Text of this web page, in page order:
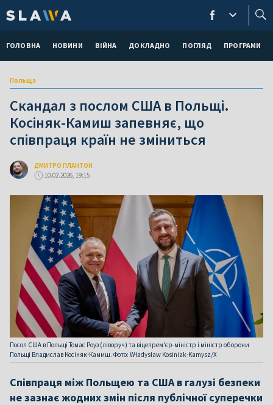
ГОЛОВНА НОВИНИ ВІЙНА ДОКЛАДНО ПОГЛЯД ПРОГРАМИ
Польща
Скандал з послом США в Польщі.
Косіняк-Камиш запевняє, що
співпраця країн не зміниться
ДМИТРО ПЛАНТОН
10.02.2026, 19:15
Посол США в Польщі Томас Роуз (ліворуч) та віцепрем'єр-міністр і міністр оборони
Польщі Владислав Косіняк-Камиш. Фото: Władysław Kosiniak-Kamysz/X
Співпраця між Польщею та США в галузі безпеки
не зазнає жодних змін після публічної суперечки